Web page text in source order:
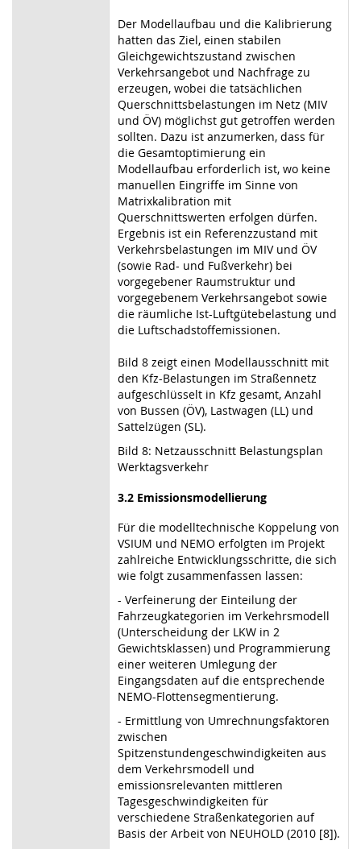
Der Modellaufbau und die Kalibrierung
hatten das Ziel, einen stabilen
Gleichgewichtszustand zwischen
Verkehrsangebot und Nachfrage zu
erzeugen, wobei die tatsächlichen
Querschnittsbelastungen im Netz (MIV
und ÖV) möglichst gut getroffen werden
sollten. Dazu ist anzumerken, dass für
die Gesamtoptimierung ein
Modellaufbau erforderlich ist, wo keine
manuellen Eingriffe im Sinne von
Matrixkalibration mit
Querschnittswerten erfolgen dürfen.
Ergebnis ist ein Referenzzustand mit
Verkehrsbelastungen im MIV und ÖV
(sowie Rad- und Fußverkehr) bei
vorgegebener Raumstruktur und
vorgegebenem Verkehrsangebot sowie
die räumliche Ist-Luftgütebelastung und
die Luftschadstoffemissionen.
Bild 8 zeigt einen Modellausschnitt mit
den Kfz-Belastungen im Straßennetz
aufgeschlüsselt in Kfz gesamt, Anzahl
von Bussen (ÖV), Lastwagen (LL) und
Sattelzügen (SL).
Bild 8: Netzausschnitt Belastungsplan
Werktagsverkehr
3.2 Emissionsmodellierung
Für die modelltechnische Koppelung von
VSIUM und NEMO erfolgten im Projekt
zahlreiche Entwicklungsschritte, die sich
wie folgt zusammenfassen lassen:
- Verfeinerung der Einteilung der
Fahrzeugkategorien im Verkehrsmodell
(Unterscheidung der LKW in 2
Gewichtsklassen) und Programmierung
einer weiteren Umlegung der
Eingangsdaten auf die entsprechende
NEMO-Flottensegmentierung.
- Ermittlung von Umrechnungsfaktoren
zwischen
Spitzenstundengeschwindigkeiten aus
dem Verkehrsmodell und
emissionsrelevanten mittleren
Tagesgeschwindigkeiten für
verschiedene Straßenkategorien auf
Basis der Arbeit von NEUHOLD (2010 [8]).